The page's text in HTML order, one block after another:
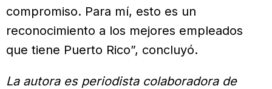
compromiso. Para mí, esto es un
reconocimiento a los mejores empleados
que tiene Puerto Rico”, concluyó.
La autora es periodista colaboradora de